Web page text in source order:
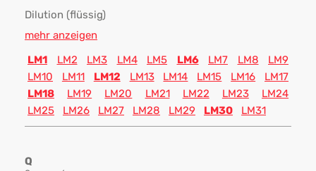
Dilution (flüssig)
mehr anzeigen
LM1
LM2 LM3 LM4 LM5 LM6 LM7 LM8
LM9
LM10
LM11 LM12 LM13 LM14 LM15 LM16
LM17
LM18
LM19 LM20 LM21 LM22 LM23
LM24
LM25
LM26 LM27 LM28 LM29 LM30 LM31
Q